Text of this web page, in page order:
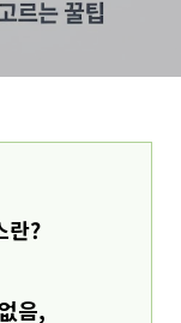
란?
음,